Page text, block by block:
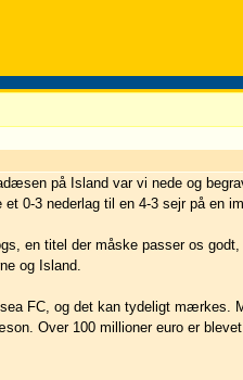
på Island var vi nede og
0-3 nederlag til en 4-3 sejr på en
en titel der måske passer os
og Island.
FC, og det kan tydeligt mærkes.
Over 100 millioner euro er